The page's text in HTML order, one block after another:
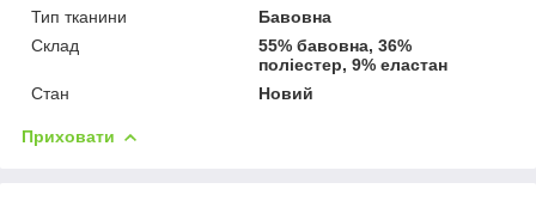
Тип тканини
Бавовна
Склад
55% бавовна, 36%
поліестер, 9% еластан
Стан
Новий
Приховати